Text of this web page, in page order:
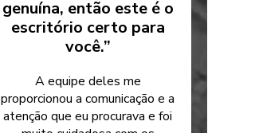
genuína, então este é o
escritório certo para
você.”
A equipe deles me
proporcionou a comunicação e a
atenção que eu procurava e foi